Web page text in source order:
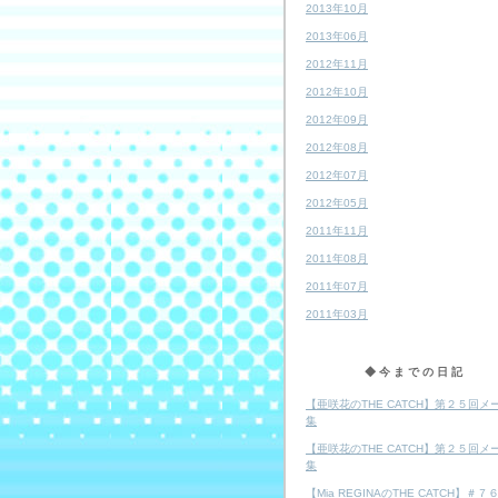
2013年10月
2013年06月
2012年11月
2012年10月
2012年09月
2012年08月
2012年07月
2012年05月
2011年11月
2011年08月
2011年07月
2011年03月
◆今までの日記
【亜咲花のTHE CATCH】第２５回メ
集
【亜咲花のTHE CATCH】第２５回メ
集
【Mia REGINAのTHE CATCH】＃７６